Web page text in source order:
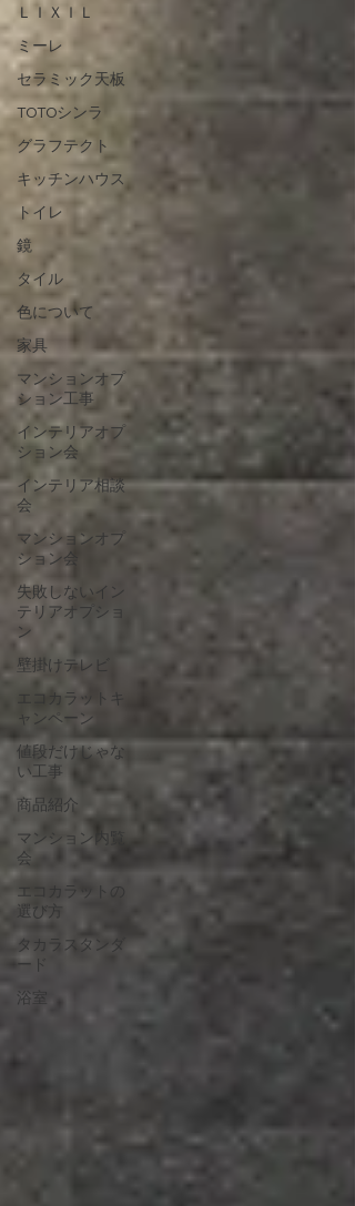
ＬＩＸＩＬ
ミーレ
セラミック天板
TOTOシンラ
グラフテクト
キッチンハウス
トイレ
鏡
タイル
色について
家具
マンションオプ
ション工事
インテリアオプ
ション会
インテリア相談
会
マンションオプ
ション会
失敗しないイン
テリアオプショ
ン
壁掛けテレビ
エコカラットキ
ャンペーン
値段だけじゃな
い工事
商品紹介
マンション内覧
会
エコカラットの
選び方
タカラスタンダ
ード
浴室